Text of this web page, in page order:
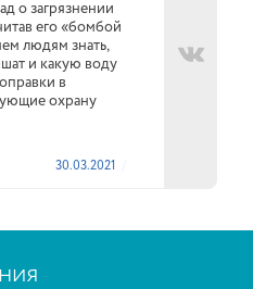
о загрязнении
его «бомбой
людям знать,
и какую воду
в
охрану
30.03.2021